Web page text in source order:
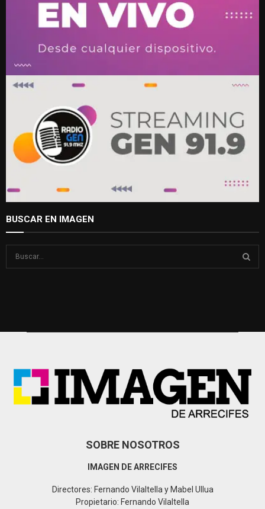
BUSCAR EN IMAGEN
SOBRE NOSOTROS
IMAGEN DE ARRECIFES
Directores: Fernando Vilaltella y Mabel Ullua
Propietario: Fernando Vilaltella